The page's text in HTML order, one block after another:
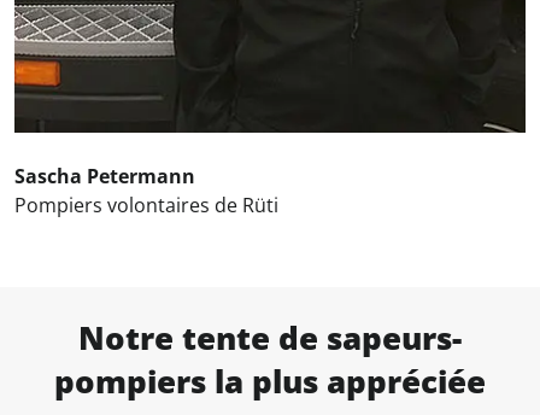
Sascha Petermann
Pompiers volontaires de Rüti
Notre tente de sapeurs-
pompiers la plus appréciée